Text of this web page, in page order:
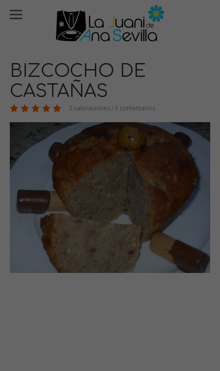
BIZCOCHO DE
CASTAÑAS
5 valoraciones / 5 comentarios